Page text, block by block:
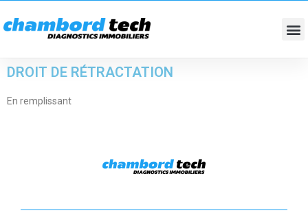
DROIT DE RÉTRACTATION
En remplissant